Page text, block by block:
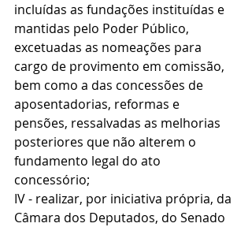
incluídas as fundações instituídas e
mantidas pelo Poder Público,
excetuadas as nomeações para
cargo de provimento em comissão,
bem como a das concessões de
aposentadorias, reformas e
pensões, ressalvadas as melhorias
posteriores que não alterem o
fundamento legal do ato
concessório;
IV - realizar, por iniciativa própria, da
Câmara dos Deputados, do Senado